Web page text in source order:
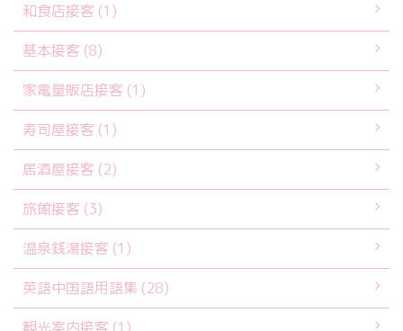
和食店接客 (1)
基本接客 (8)
家電量販店接客 (1)
寿司屋接客 (1)
居酒屋接客 (2)
旅館接客 (3)
温泉銭湯接客 (1)
英語中国語用語集 (28)